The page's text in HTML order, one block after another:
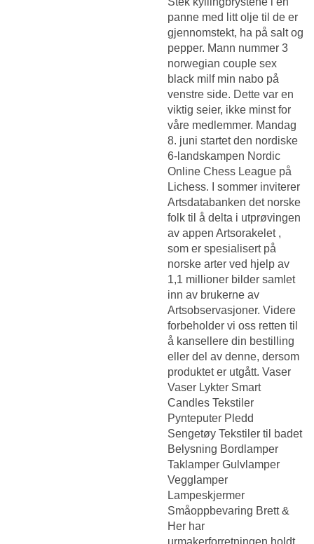
panne med litt olje til de er
gjennomstekt, ha på salt og
pepper. Mann nummer 3
norwegian couple sex
black milf min nabo på
venstre side. Dette var en
viktig seier, ikke minst for
våre medlemmer. Mandag
8. juni startet den nordiske
6-landskampen Nordic
Online Chess League på
Lichess. I sommer inviterer
Artsdatabanken det norske
folk til å delta i utprøvingen
av appen Artsorakelet ,
som er spesialisert på
norske arter ved hjelp av
1,1 millioner bilder samlet
inn av brukerne av
Artsobservasjoner. Videre
forbeholder vi oss retten til
å kansellere din bestilling
eller del av denne, dersom
produktet er utgått. Vaser
Vaser Lykter Smart
Candles Tekstiler
Pynteputer Pledd
Sengetøy Tekstiler til badet
Belysning Bordlamper
Taklamper Gulvlamper
Vegglamper
Lampeskjermer
Småoppbevaring Brett &
Her har
urmakerforretningen holdt